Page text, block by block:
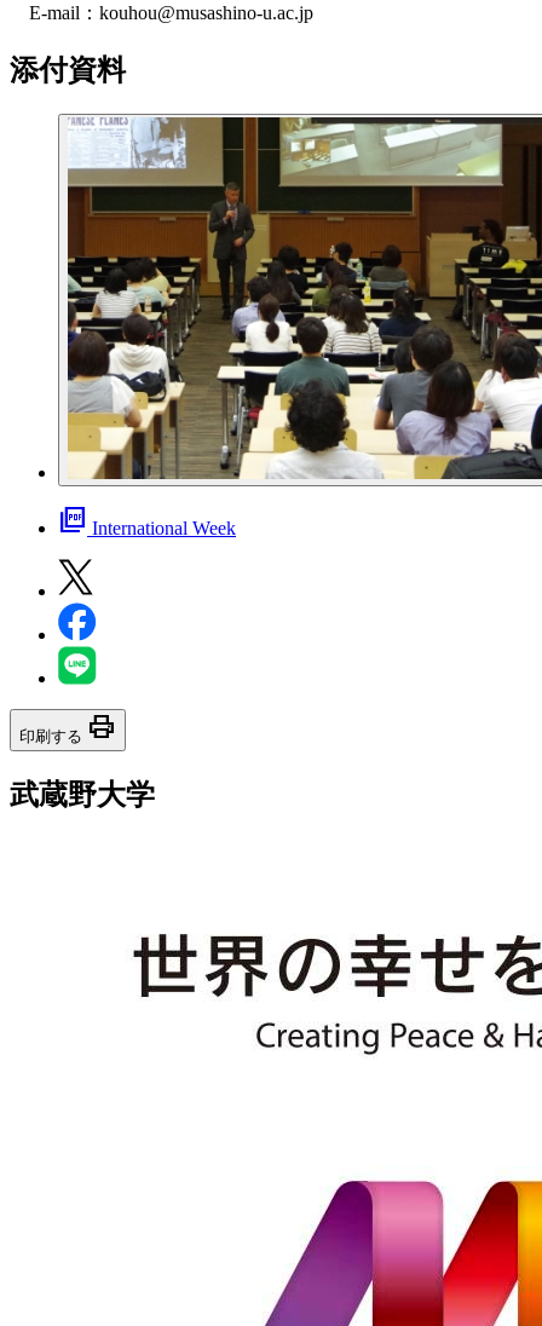
E-mail：kouhou@musashino-u.ac.jp
添付資料
picture_as_pdf International Week
印刷する print
武蔵野大学